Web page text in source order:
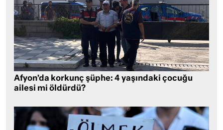
Afyon’da korkunç şüphe: 4 yaşındaki çocuğu
ailesi mi öldürdü?